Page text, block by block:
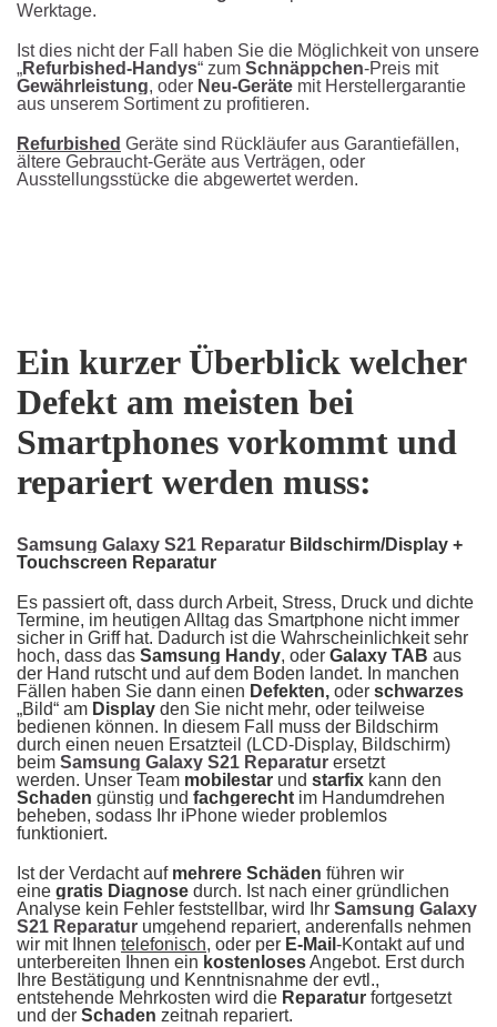
Werktage.
Ist dies nicht der Fall haben Sie die Möglichkeit von unsere
„Refurbished-Handys“ zum Schnäppchen-Preis mit
Gewährleistung, oder Neu-Geräte mit Herstellergarantie
aus unserem Sortiment zu profitieren.
Refurbished Geräte sind Rückläufer aus Garantiefällen,
ältere Gebraucht-Geräte aus Verträgen, oder
Ausstellungsstücke die abgewertet werden.
Ein kurzer Überblick welcher
Defekt am meisten bei
Smartphones vorkommt und
repariert werden muss:
Samsung Galaxy S21 Reparatur Bildschirm/Display +
Touchscreen Reparatur
Es passiert oft, dass durch Arbeit, Stress, Druck und dichte
Termine, im heutigen Alltag das Smartphone nicht immer
sicher in Griff hat. Dadurch ist die Wahrscheinlichkeit sehr
hoch, dass das Samsung Handy, oder Galaxy TAB aus
der Hand rutscht und auf dem Boden landet. In manchen
Fällen haben Sie dann einen Defekten, oder schwarzes
„Bild“ am Display den Sie nicht mehr, oder teilweise
bedienen können. In diesem Fall muss der Bildschirm
durch einen neuen Ersatzteil (LCD-Display, Bildschirm)
beim Samsung Galaxy S21 Reparatur ersetzt
werden. Unser Team mobilestar und starfix kann den
Schaden günstig und fachgerecht im Handumdrehen
beheben, sodass Ihr iPhone wieder problemlos
funktioniert.
Ist der Verdacht auf mehrere Schäden führen wir
eine gratis Diagnose durch. Ist nach einer gründlichen
Analyse kein Fehler feststellbar, wird Ihr Samsung Galaxy
S21 Reparatur umgehend repariert, anderenfalls nehmen
wir mit Ihnen telefonisch, oder per E-Mail -Kontakt auf und
unterbereiten Ihnen ein kostenlosesAngebot. Erst durch
Ihre Bestätigung und Kenntnisnahme der evtl.,
entstehende Mehrkosten wird die Reparatur fortgesetzt
und der Schaden zeitnah repariert.